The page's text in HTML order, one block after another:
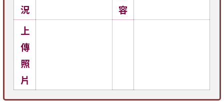
況
容
上
傳
照
片